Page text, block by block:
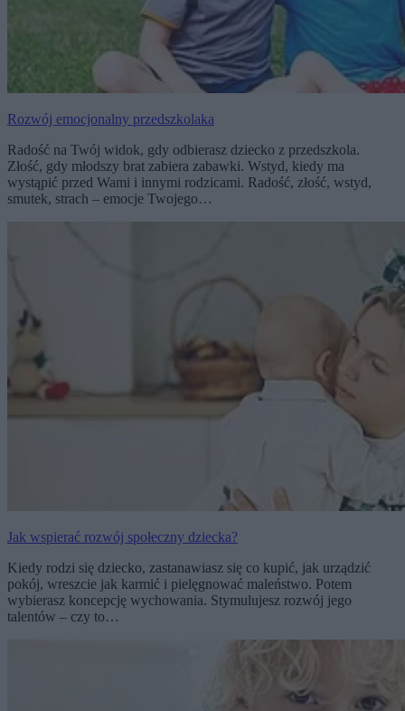
Rozwój emocjonalny przedszkolaka
Radość na Twój widok, gdy odbierasz dziecko z przedszkola.
Złość, gdy młodszy brat zabiera zabawki. Wstyd, kiedy ma
wystąpić przed Wami i innymi rodzicami. Radość, złość, wstyd,
smutek, strach – emocje Twojego…
Jak wspierać rozwój społeczny dziecka?
Kiedy rodzi się dziecko, zastanawiasz się co kupić, jak urządzić
pokój, wreszcie jak karmić i pielęgnować maleństwo. Potem
wybierasz koncepcję wychowania. Stymulujesz rozwój jego
talentów – czy to…